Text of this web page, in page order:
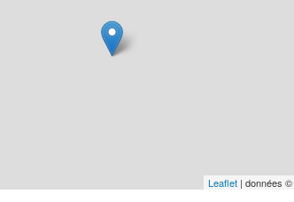
Leaflet | données ©